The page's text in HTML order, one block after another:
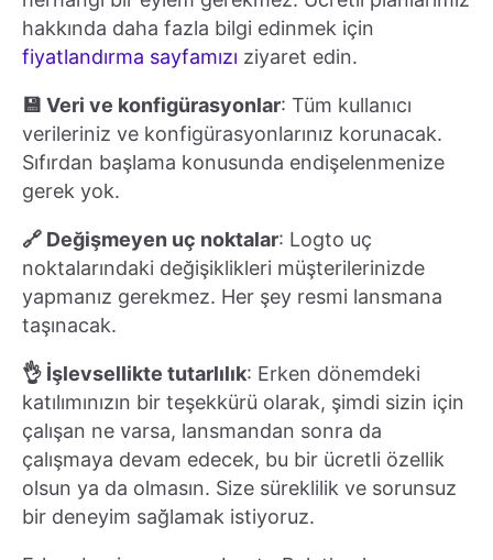
hakkında daha fazla bilgi edinmek için
fiyatlandırma sayfamızı ziyaret edin.
💾 Veri ve konfigürasyonlar: Tüm kullanıcı
verileriniz ve konfigürasyonlarınız korunacak.
Sıfırdan başlama konusunda endişelenmenize
gerek yok.
🔗 Değişmeyen uç noktalar: Logto uç
noktalarındaki değişiklikleri müşterilerinizde
yapmanız gerekmez. Her şey resmi lansmana
taşınacak.
👌 İşlevsellikte tutarlılık: Erken dönemdeki
katılımınızın bir teşekkürü olarak, şimdi sizin için
çalışan ne varsa, lansmandan sonra da
çalışmaya devam edecek, bu bir ücretli özellik
olsun ya da olmasın. Size süreklilik ve sorunsuz
bir deneyim sağlamak istiyoruz.